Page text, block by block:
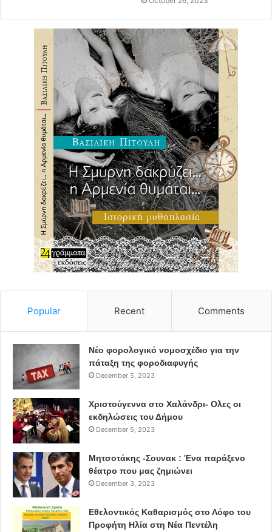
Παρακολουθήστε τη συναυλία τo Σάββατο 20/06 στις
στη σελίδα του ΚΠΙΣΝ ΕΔΩ
καθώς και στη σελίδα του ΚΠΙΣΝ στο Facebook
@SNFCC
ΕΔΩ
Η σειρά #snfccAtHome: music πραγματοποιείται με τα
μεγαλύτερα δυνατά μέτρα ασφαλείας, έχοντας πάντοτε
ως προτεραιότητα την υγεία των συνεργατών και των
εργαζομένων του ΚΠΙΣΝ.
ψυχαγωγία διαδικτυακή συναυλία
online Διονύσης Σαββόπουλος
Ίδρυμα Σταύρος Νιάρχος μουσική
Popular Recent Comments
Νέο φορολογικό νομοσχέδιο για την
πάταξη της φοροδιαφυγής
December 5, 2023
Χριστούγεννα στο Χαλάνδρι- Ολες οι
εκδηλώσεις του Δήμου
December 5, 2023
Μητσοτάκης -Σουνακ : Ένα παράξενο
θέατρο που μας ζημιώνει
December 3, 2023
Εθελοντικός Καθαρισμός στο Λόφο του
Προφήτη Ηλία στη Νέα Πεντέλη